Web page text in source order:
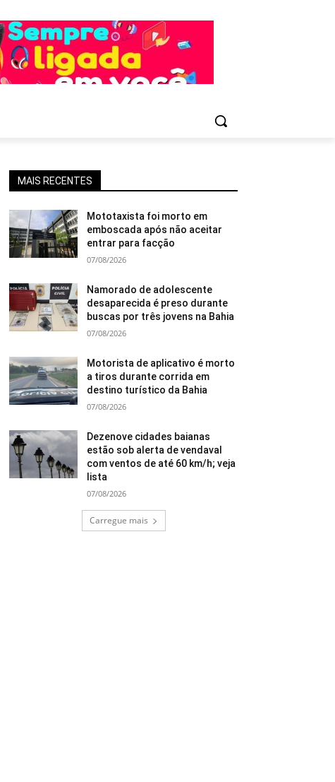
MAIS RECENTES
Mototaxista foi morto em
emboscada após não aceitar
entrar para facção
07/08/2026
Namorado de adolescente
desaparecida é preso durante
buscas por três jovens na Bahia
07/08/2026
Motorista de aplicativo é morto
a tiros durante corrida em
destino turístico da Bahia
07/08/2026
Dezenove cidades baianas
estão sob alerta de vendaval
com ventos de até 60 km/h; veja
lista
07/08/2026
Carregue mais